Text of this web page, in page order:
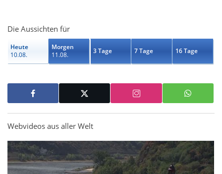
Die Aussichten für
Heute
10.08.
Morgen
11.08.
3 Tage 7 Tage 16 Tage
Webvideos aus aller Welt